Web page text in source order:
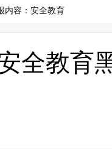
内容：安全教育
全教育